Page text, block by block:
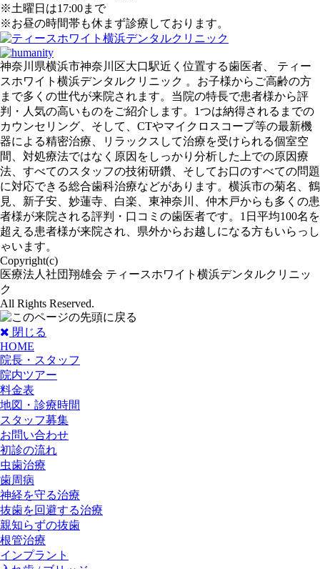
※土曜日は17:00まで
※お昼の時間帯も休まず診療しております。
神奈川県横浜市神奈川区大口駅近く位置する歯医者、 ティー
スホワイト横浜デンタルクリニック 。お子様からご高齢の方
まで多くの世代が来院されます。当院の特長で患者様から評
判・人気の高いものをご紹介します。1つは納得されるまでの
カウンセリング、そして、CTやマイクロスコープ等の最新機
器による精密治療、リラックスして治療を受けられる個室空
間、対処療法ではなく原因をしっかり分析した上での原因療
法、すべてのスタッフの技術研鑽、そしてお口のすべての問題
に対応できる総合歯科治療などがあります。横浜市の菊名、鶴
見、新子安、妙蓮寺、白楽、東神奈川、仲木戸からも多くの患
者様が来院される評判・口コミの歯医者です。1日平均100名を
超える患者様が来院され、県外からお越しになる方もいらっし
ゃいます。
Copyright(c)
医療法人社団翔雄会 ティースホワイト横浜デンタルクリニッ
ク
All Rights Reserved.
閉じる
HOME
院長・スタッフ
院内ツアー
料金表
地図・診療時間
スタッフ募集
お問い合わせ
初診の流れ
虫歯治療
歯周病
神経を守る治療
抜歯を回避する治療
親知らずの抜歯
根管治療
インプラント